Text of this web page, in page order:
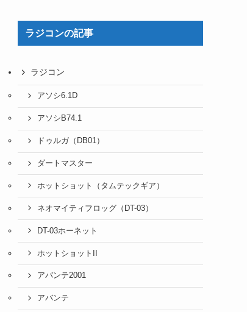
ラジコンの記事
ラジコン
アソシ6.1D
アソシB74.1
ドゥルガ（DB01）
ダートマスター
ホットショット（タムテックギア）
ネオマイティフロッグ（DT-03）
DT-03ホーネット
ホットショットII
アバンテ2001
アバンテ